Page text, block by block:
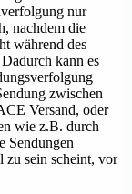
nur
nachdem die
während des
kann es
zwischen
Versand, oder
wie z.B. durch
Sendungen
zu sein scheint, vor